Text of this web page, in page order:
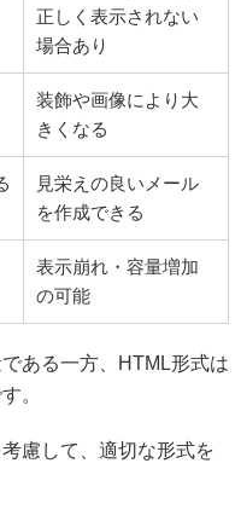
正しく表示されない
場合あり
装飾や画像により大
きくなる
見栄えの良いメール
を作成できる
表示崩れ・容量増加
の可能
ある一方、HTML形式は
。
慮して、適切な形式を